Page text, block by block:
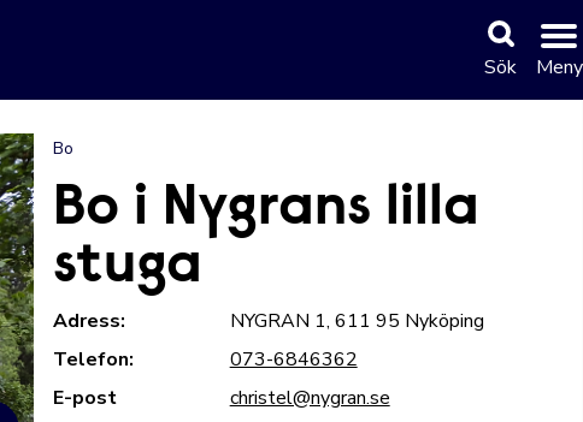
Sök Meny
Bo
Bo i Nygrans lilla
stuga
Adress:
NYGRAN 1, 611 95 Nyköping
Telefon:
073-6846362
E-post
christel@nygran.se